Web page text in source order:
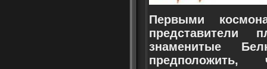
Первыми
представители
знаменитые